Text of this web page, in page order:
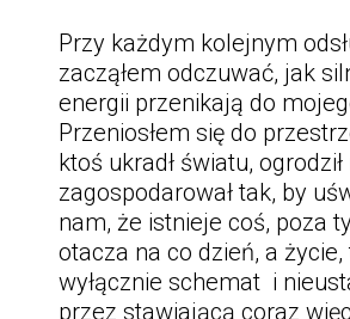
Przy każdym kolejnym
zacząłem odczuwać, jak
energii przenikają do
Przeniosłem się do
ktoś ukradł światu, ogrodził
zagospodarował tak, by
nam, że istnieje coś, poza
otacza na co dzień, a życie,
wyłącznie schemat i
przez stawiającą coraz